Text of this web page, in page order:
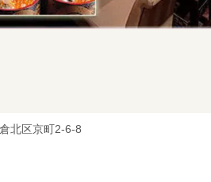
北区京町2-6-8